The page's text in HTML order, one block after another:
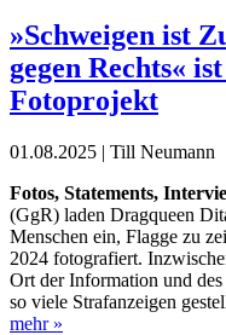
»Schweigen ist
gegen Rechts«
Fotoprojekt
01.08.2025 | Till Neumann
Fotos, Statements,
(GgR) laden Dragqueen
Menschen ein, Flagge zu
2024 fotografiert.
Ort der Information und
so viele Strafanzeigen
mehr »